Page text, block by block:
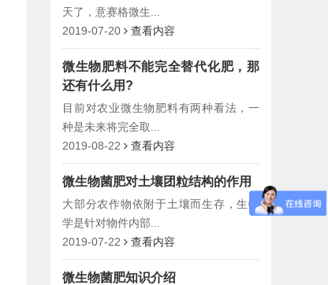
天了，意赛格微生...
2019-07-20
查看内容
微生物肥料不能完全替代化肥，那
还有什么用?
目前对农业微生物肥料有两种看法，一
种是未来将完全取...
2019-08-22
查看内容
微生物菌肥对土壤团粒结构的作用
大部分农作物依附于土壤而生存，生物
学是针对物件内部...
2019-07-22
查看内容
微生物菌肥知识介绍